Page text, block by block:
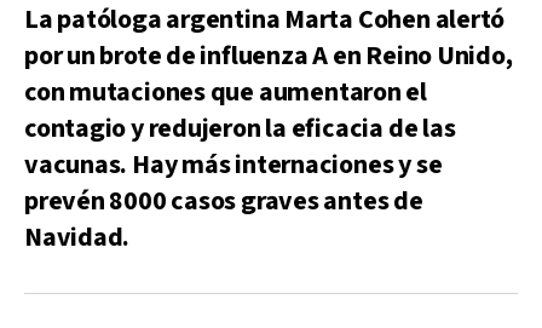
La patóloga argentina Marta Cohen alertó
por un brote de influenza A en Reino Unido,
con mutaciones que aumentaron el
contagio y redujeron la eficacia de las
vacunas. Hay más internaciones y se
prevén 8000 casos graves antes de
Navidad.